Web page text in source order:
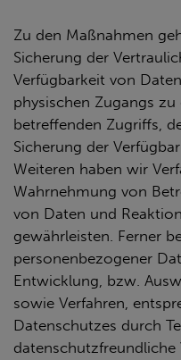
Zu den Maßnahmen
Sicherung der
Verfügbarkeit von
physischen Zugangs
betreffenden Zugriffs,
Sicherung der
Weiteren haben wir
Wahrnehmung von
von Daten und
gewährleisten. Ferner
personenbezogener
Entwicklung, bzw.
sowie Verfahren,
Datenschutzes durch
datenschutzfreundliche